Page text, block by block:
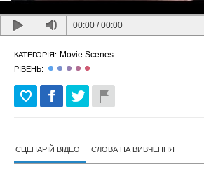
00:00 /00:00
КАТЕГОРІЯ: Movie Scenes
РІВЕНЬ:
СЦЕНАРІЙ ВІДЕО СЛОВА НА ВИВЧЕННЯ